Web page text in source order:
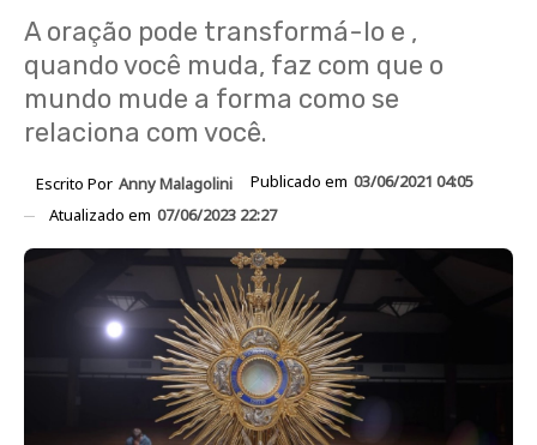
A oração pode transformá-lo e ,
quando você muda, faz com que o
mundo mude a forma como se
relaciona com você.
Escrito Por Anny Malagolini Publicado em 03/06/2021 04:05
Atualizado em 07/06/2023 22:27